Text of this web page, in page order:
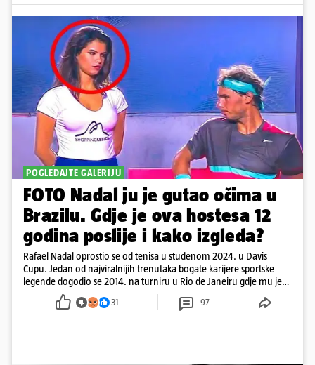
POGLEDAJTE GALERIJU
FOTO Nadal ju je gutao očima u
Brazilu. Gdje je ova hostesa 12
godina poslije i kako izgleda?
Rafael Nadal oprostio se od tenisa u studenom 2024. u Davis
Cupu. Jedan od najviralnijih trenutaka bogate karijere sportske
legende dogodio se 2014. na turniru u Rio de Janeiru gdje mu je
pažnju odvlačila ljepotica iza klupe
31 97